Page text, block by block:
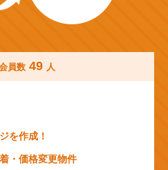
員数 49 人
を作成！
・価格変更物件